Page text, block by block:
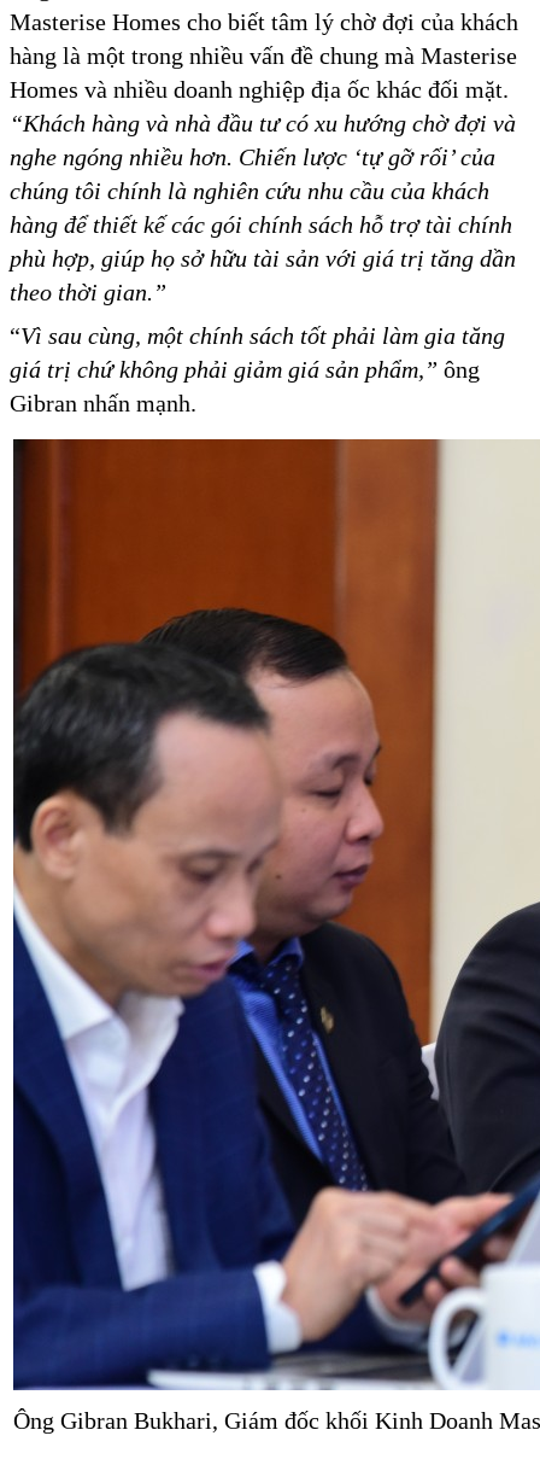
Masterise Homes cho biết tâm lý chờ đợi của khách
hàng là một trong nhiều vấn đề chung mà Masterise
Homes và nhiều doanh nghiệp địa ốc khác đối mặt.
“Khách hàng và nhà đầu tư có xu hướng chờ đợi và
nghe ngóng nhiều hơn. Chiến lược ‘tự gỡ rối’ của
chúng tôi chính là nghiên cứu nhu cầu của khách
hàng để thiết kế các gói chính sách hỗ trợ tài chính
phù hợp, giúp họ sở hữu tài sản với giá trị tăng dần
theo thời gian.”
“Vì sau cùng, một chính sách tốt phải làm gia tăng
giá trị chứ không phải giảm giá sản phẩm,” ông
Gibran nhấn mạnh.
Ông Gibran Bukhari, Giám đốc khối Kinh Doanh